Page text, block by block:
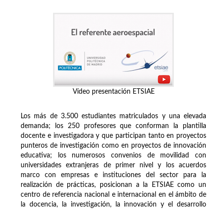
Vídeo presentación ETSIAE
Los más de 3.500 estudiantes matriculados y una elevada
demanda; los 250 profesores que conforman la plantilla
docente e investigadora y que participan tanto en proyectos
punteros de investigación como en proyectos de innovación
educativa; los numerosos convenios de movilidad con
universidades extranjeras de primer nivel y los acuerdos
marco con empresas e instituciones del sector para la
realización de prácticas, posicionan a la ETSIAE como un
centro de referencia nacional e internacional en el ámbito de
la docencia, la investigación, la innovación y el desarrollo